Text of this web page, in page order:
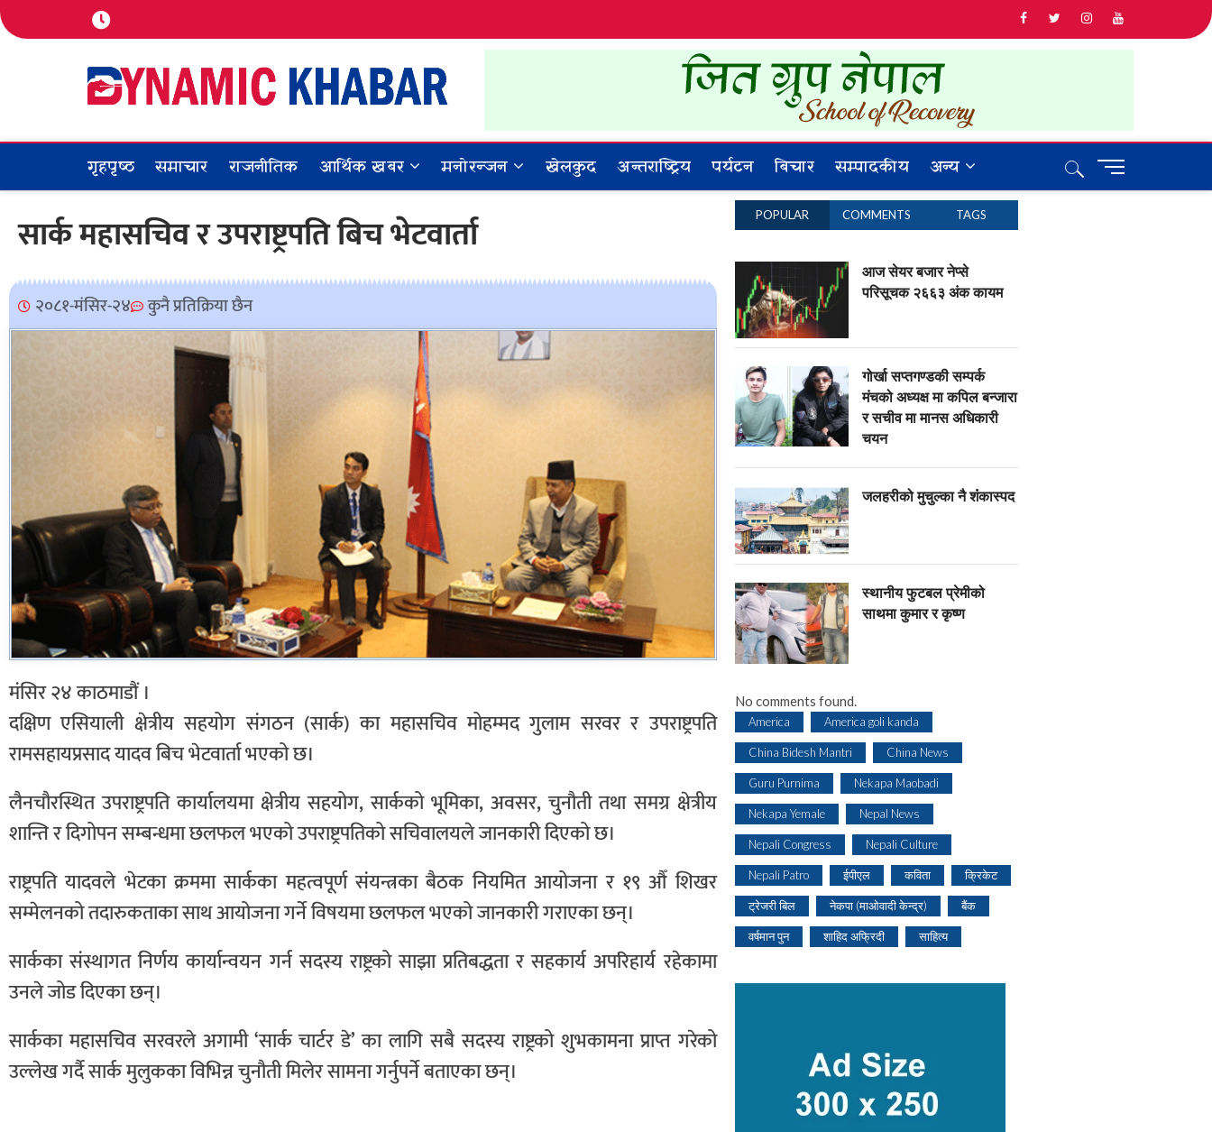
Dynamic Khabar
गृहपृष्ठ समाचार राजनीतिक आर्थिक खबर मनोरन्जन खेलकुद अन्तराष्ट्रिय पर्यटन बिचार सम्पादकीय अन्य
M
सार्क महासचिव र उपराष्ट्रपति बिच भेटवार्ता
२०८१-मंसिर-२४ कुनै प्रतिक्रिया छैन
मंसिर २४ काठमाडौं ।
दक्षिण एसियाली क्षेत्रीय सहयोग संगठन (सार्क) का महासचिव मोहम्मद गुलाम सरवर र उपराष्ट्रपति
रामसहायप्रसाद यादव बिच भेटवार्ता भएको छ।
लैनचौरस्थित उपराष्ट्रपति कार्यालयमा क्षेत्रीय सहयोग, सार्कको भूमिका, अवसर, चुनौती तथा समग्र क्षेत्रीय
शान्ति र दिगोपन सम्बन्धमा छलफल भएको उपराष्ट्रपतिको सचिवालयले जानकारी दिएको छ।
राष्ट्रपति यादवले भेटका क्रममा सार्कका महत्वपूर्ण संयन्त्रका बैठक नियमित आयोजना र १९ औँ शिखर
सम्मेलनको तदारुकताका साथ आयोजना गर्ने विषयमा छलफल भएको जानकारी गराएका छन्।
सार्कका संस्थागत निर्णय कार्यान्वयन गर्न सदस्य राष्ट्रको साझा प्रतिबद्धता र सहकार्य अपरिहार्य रहेकामा
उनले जोड दिएका छन्।
सार्कका महासचिव सरवरले अगामी ‘सार्क चार्टर डे’ का लागि सबै सदस्य राष्ट्रको शुभकामना प्राप्त गरेको
उल्लेख गर्दै सार्क मुलुकका विभिन्न चुनौती मिलेर सामना गर्नुपर्ने बताएका छन्।
POPULAR COMMENTS TAGS
आज सेयर बजार नेप्से
परिसूचक २६६३ अंक कायम
गोर्खा सप्तगण्डकी सम्पर्क
मंचको अध्यक्ष मा कपिल बन्जारा
र सचीव मा मानस अधिकारी
चयन
जलहरीको मुचुल्का नै शंंकास्पद
स्थानीय फुटबल प्रेमीको
साथमा कुमार र कृष्ण
No comments found.
America America goli kanda
China Bidesh Mantri China News
Guru Purnima Nekapa Maobadi
Nekapa Yemale Nepal News
Nepali Congress Nepali Culture
Nepali Patro ईपीएल कविता क्रिकेट
ट्रेजरी बिल नेकपा (माओवादी केन्द्र) बैंक
वर्षमान पुन शाहिद अफ्रिदी साहित्य